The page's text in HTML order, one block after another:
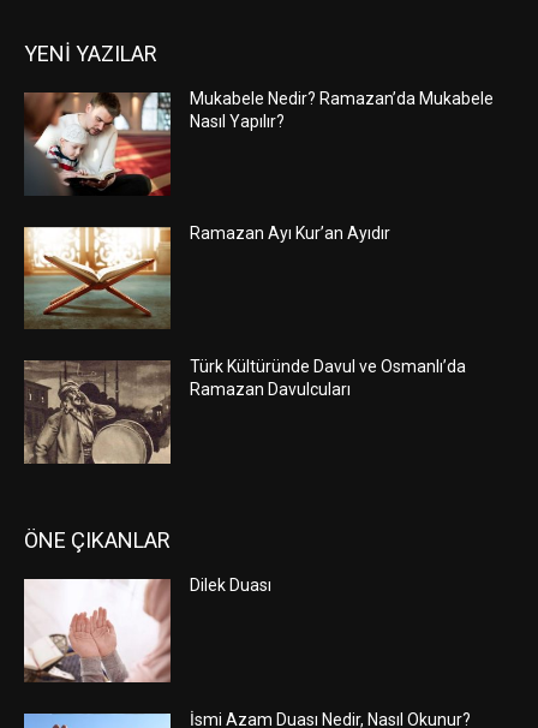
YENİ YAZILAR
Mukabele Nedir? Ramazan’da Mukabele
Nasıl Yapılır?
Ramazan Ayı Kur’an Ayıdır
Türk Kültüründe Davul ve Osmanlı’da
Ramazan Davulcuları
ÖNE ÇIKANLAR
Dilek Duası
İsmi Azam Duası Nedir, Nasıl Okunur?